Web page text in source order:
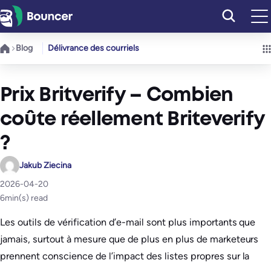
Aller
au
contenu
Blog Délivrance des courriels
Prix Britverify – Combien
coûte réellement Briteverify
?
Jakub Ziecina
2026-04-20
6min(s) read
Les outils de vérification d’e-mail sont plus importants que
jamais, surtout à mesure que de plus en plus de marketeurs
prennent conscience de l’impact des listes propres sur la